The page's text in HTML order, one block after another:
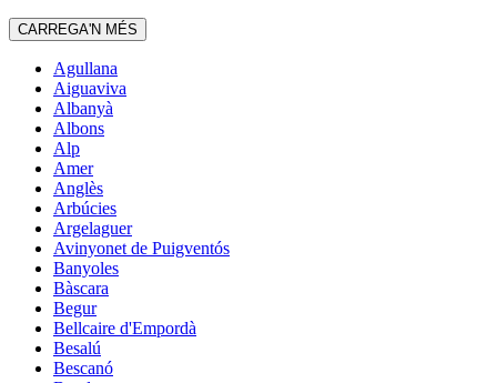
CARREGA'N MÉS
Agullana
Aiguaviva
Albanyà
Albons
Alp
Amer
Anglès
Arbúcies
Argelaguer
Avinyonet de Puigventós
Banyoles
Bàscara
Begur
Bellcaire d'Empordà
Besalú
Bescanó